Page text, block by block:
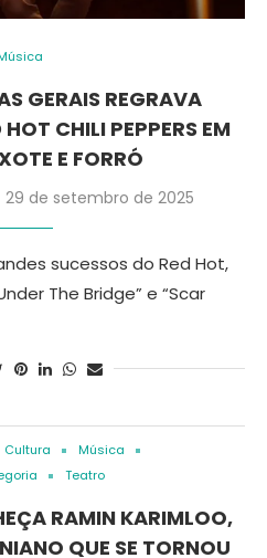
GERAIS REGRAVA
CHILI PEPPERS EM
E FORRÓ
29 de setembro de 2025
sucessos do Red Hot,
The Bridge” e “Scar
Cultura
Música
Teatro
RAMIN KARIMLOO,
QUE SE TORNOU